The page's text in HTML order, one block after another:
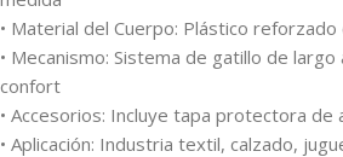
• Material del Cuerpo: Plástico
• Mecanismo: Sistema de gatillo de
confort
• Accesorios: Incluye tapa protectora de
• Aplicación: Industria textil, calzado,